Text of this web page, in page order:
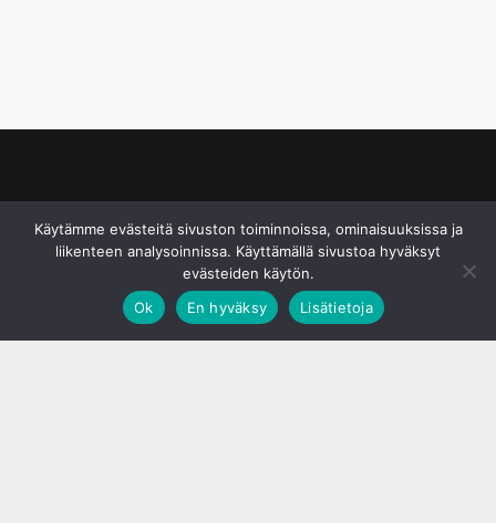
Käytämme evästeitä sivuston toiminnoissa, ominaisuuksissa ja
liikenteen analysoinnissa. Käyttämällä sivustoa hyväksyt
evästeiden käytön.
Ok
En hyväksy Lisätietoja